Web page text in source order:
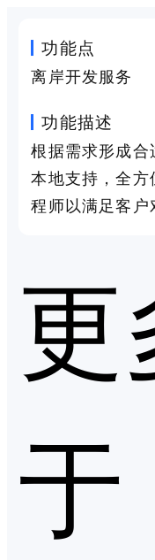
功能点
离岸开发服务
功能描述
根据需求形成
本地支持，全
程师以满足客户
于